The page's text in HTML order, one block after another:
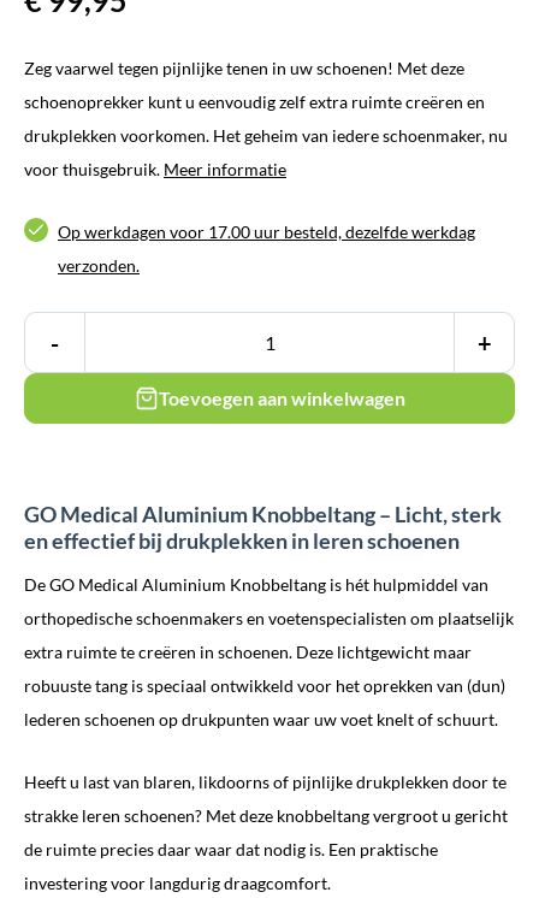
Zeg vaarwel tegen pijnlijke tenen in uw schoenen! Met deze
schoenoprekker kunt u eenvoudig zelf extra ruimte creëren en
drukplekken voorkomen. Het geheim van iedere schoenmaker, nu
voor thuisgebruik. Meer informatie
Op werkdagen voor 17.00 uur besteld, dezelfde werkdag
verzonden.
- +
Toevoegen aan winkelwagen
GO Medical Aluminium Knobbeltang – Licht, sterk
en effectief bij drukplekken in leren schoenen
De GO Medical Aluminium Knobbeltang is hét hulpmiddel van
orthopedische schoenmakers en voetenspecialisten om plaatselijk
extra ruimte te creëren in schoenen. Deze lichtgewicht maar
robuuste tang is speciaal ontwikkeld voor het oprekken van (dun)
lederen schoenen op drukpunten waar uw voet knelt of schuurt.
Heeft u last van blaren, likdoorns of pijnlijke drukplekken door te
strakke leren schoenen? Met deze knobbeltang vergroot u gericht
de ruimte precies daar waar dat nodig is. Een praktische
investering voor langdurig draagcomfort.